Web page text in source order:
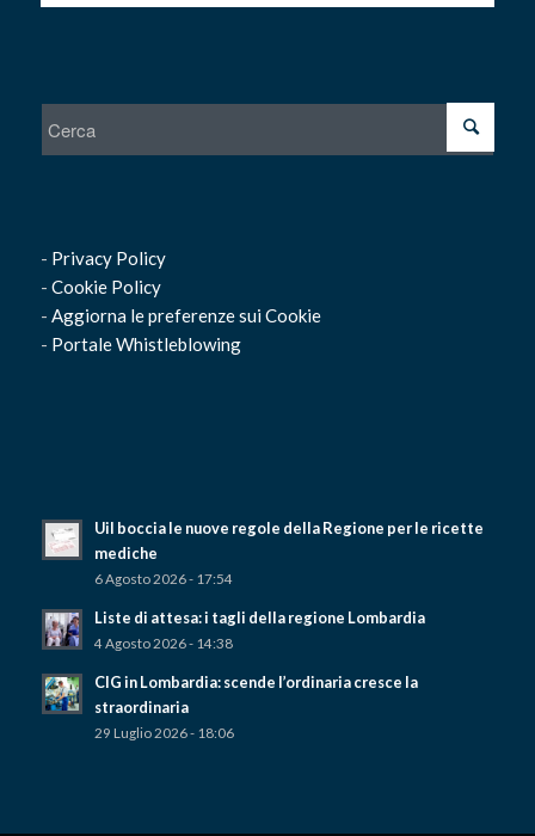
- Privacy Policy
- Cookie Policy
- Aggiorna le preferenze sui Cookie
- Portale Whistleblowing
Uil boccia le nuove regole della Regione per le ricette
mediche
6 Agosto 2026 - 17:54
Liste di attesa: i tagli della regione Lombardia
4 Agosto 2026 - 14:38
CIG in Lombardia: scende l’ordinaria cresce la
straordinaria
29 Luglio 2026 - 18:06